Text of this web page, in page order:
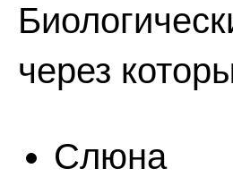
через
Слюна